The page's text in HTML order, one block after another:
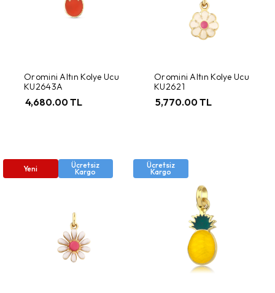
Oromini Altın Kolye Ucu
KU2643A
4,680.00 TL
Oromini Altın Kolye Ucu
KU2621
5,770.00 TL
Yeni Ücretsiz
Kargo
Ücretsiz
Kargo